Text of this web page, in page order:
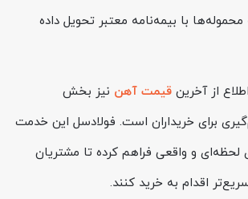
با بیمه‌نامه معتبر تحویل داده
از آخرین قیمت آهن نیز بخش
برای خریداران است. فولادسل این خدمت
لحظه‌ای و واقعی فراهم کرده تا مشتریان
اقدام به خرید کنند.